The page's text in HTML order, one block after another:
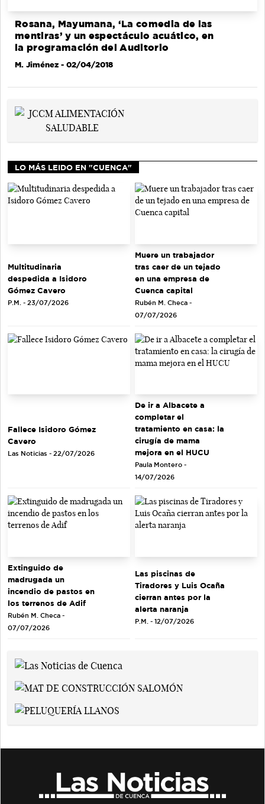
Rosana, Mayumana, ‘La comedia de las
mentiras’ y un espectáculo acuático, en
la programación del Auditorio
M. Jiménez - 02/04/2018
LO MÁS LEIDO EN "CUENCA"
Multitudinaria
despedida a Isidoro
Gómez Cavero
P.M. - 23/07/2026
Muere un trabajador
tras caer de un tejado
en una empresa de
Cuenca capital
Rubén M. Checa -
07/07/2026
Fallece Isidoro Gómez
Cavero
Las Noticias - 22/07/2026
De ir a Albacete a
completar el
tratamiento en casa: la
cirugía de mama
mejora en el HUCU
Paula Montero -
14/07/2026
Extinguido de
madrugada un
incendio de pastos en
los terrenos de Adif
Rubén M. Checa -
07/07/2026
Las piscinas de
Tiradores y Luis Ocaña
cierran antes por la
alerta naranja
P.M. - 12/07/2026